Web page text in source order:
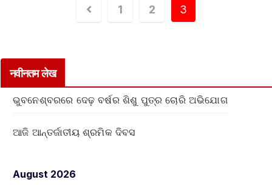
1 2 3
नवीनतम लेख
ଭୁବନେଶ୍ବରରେ ଦେଢ଼ ବର୍ଷର ଶିଶୁ ପୁତ୍ର ଚୋରି ଅଭିଯୋଗ
ଆଜି ଆନ୍ତର୍ଜାତୀୟ ଶ୍ରମିକ ଦିବସ
August 2026